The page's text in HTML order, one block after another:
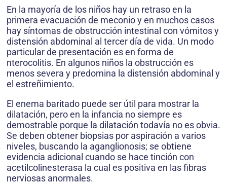
En la mayoría de los niños hay un retraso en la
primera evacuación de meconio y en muchos casos
hay síntomas de obstrucción intestinal con vómitos y
distensión abdominal al tercer día de vida. Un modo
particular de presentación es en forma de
nterocolitis. En algunos niños la obstrucción es
menos severa y predomina la distensión abdominal y
el estreñimiento.
El enema baritado puede ser útil para mostrar la
dilatación, pero en la infancia no siempre es
demostrable porque la dilatación todavía no es obvia.
Se deben obtener biopsias por aspiración a varios
niveles, buscando la aganglionosis; se obtiene
evidencia adicional cuando se hace tinción con
acetilcolinesterasa la cual es positiva en las fibras
nerviosas anormales.